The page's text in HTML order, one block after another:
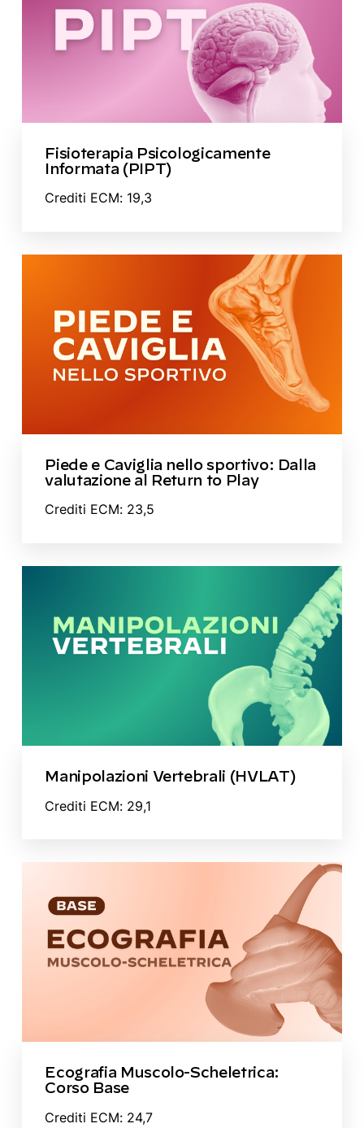
Fisioterapia Psicologicamente
Informata (PIPT)
Crediti ECM: 19,3
Piede e Caviglia nello sportivo: Dalla
valutazione al Return to Play
Crediti ECM: 23,5
Manipolazioni Vertebrali (HVLAT)
Crediti ECM: 29,1
Ecografia Muscolo-Scheletrica:
Corso Base
Crediti ECM: 24,7